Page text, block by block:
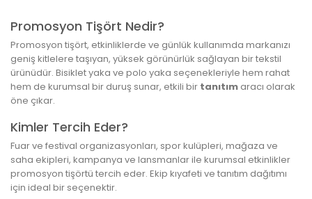
Promosyon Tişört Nedir?
Promosyon tişört, etkinliklerde ve günlük kullanımda markanızı
geniş kitlelere taşıyan, yüksek görünürlük sağlayan bir tekstil
ürünüdür. Bisiklet yaka ve polo yaka seçenekleriyle hem rahat
hem de kurumsal bir duruş sunar, etkili bir tanıtım aracı olarak
öne çıkar.
Kimler Tercih Eder?
Fuar ve festival organizasyonları, spor kulüpleri, mağaza ve
saha ekipleri, kampanya ve lansmanlar ile kurumsal etkinlikler
promosyon tişörtü tercih eder. Ekip kıyafeti ve tanıtım dağıtımı
için ideal bir seçenektir.